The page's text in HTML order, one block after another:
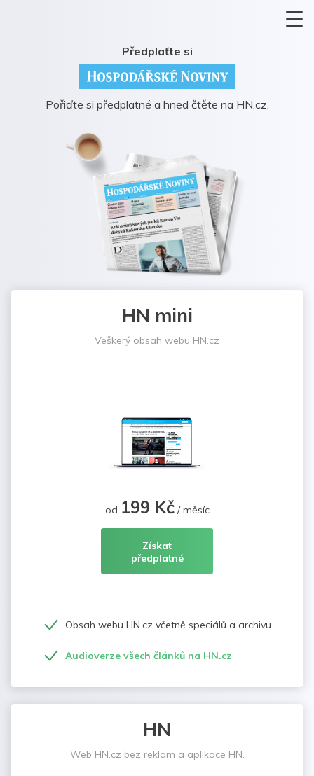
Předplaťte si
Pořiďte si předplatné a hned čtěte na HN.cz.
HN mini
Veškerý obsah webu HN.cz
od 199 Kč/ měsíc
Získat
předplatné
Obsah webu HN.cz včetně speciálů a archivu
Audioverze všech článků na HN.cz
HN
Web HN.cz bez reklam a aplikace HN.